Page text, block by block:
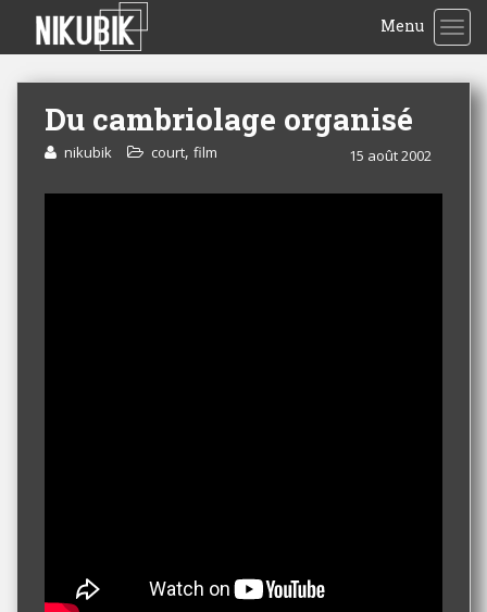
Menu
Du cambriolage organisé
15 août 2002
nikubik court, film